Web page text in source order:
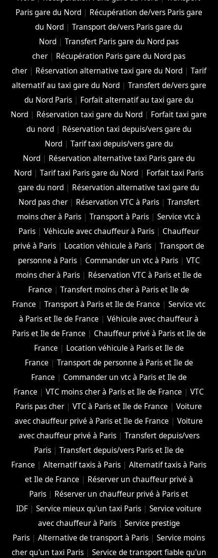
Paris gare du Nord| Récupération de/vers Paris gare
du Nord |Transport de/vers Paris gare du
Nord |Transfert Paris gare du Nord pas
cher | Récupération Paris gare du Nord pas
cher| Réservation alternative taxi gare du Nord| Tarif
alternatif au taxi gare du Nord| Transfert de/vers gare
du Nord Paris| Forfait alternatif au taxi gare du
Nord | Réservation taxi gare du Nord | Forfait taxi gare
du nord| Réservation taxi depuis/vers gare du
Nord| Tarif taxi depuis/vers gare du
Nord| Réservation alternative taxi Paris gare du
Nord |Tarif taxi Paris gare du Nord | Forfait taxi Paris
gare du nord | Réservation alternative taxi gare du
Nord pas cher| Réservation VTC à Paris| Transfert
moins cher à Paris |Transport à Paris |Service vtc à
Paris |Véhicule avec chauffeur à Paris | Chauffeur
privé à Paris | Location véhicule à Paris |Transport de
personne à Paris| Commander un vtc à Paris| VTC
moins cher à Paris | Réservation VTC à Paris et Ile de
France |Transfert moins cher à Paris et Ile de
France |Transport à Paris et Ile de France |Service vtc
à Paris et Ile de France |Véhicule avec chauffeur à
Paris et Ile de France | Chauffeur privé à Paris et Ile de
France | Location véhicule à Paris et Ile de
France | Transport de personne à Paris et Ile de
France | Commander un vtc à Paris et Ile de
France |VTC moins cher à Paris et Ile de France |VTC
Paris pas cher |VTC à Paris et Ile de France |Voiture
avec chauffeur privé à Paris et Ile de France |Voiture
avec chauffeur privé à Paris| Transfert depuis/vers
Paris| Transfert depuis/vers Paris et Ile de
France |Alternatif taxis à Paris |Alternatif taxis à Paris
et Ile de France | Réserver un chauffeur privé à
Paris | Réserver un chauffeur privé à Paris et
IDF |Service mieux qu'un taxi Paris |Service voiture
avec chauffeur à Paris| Service prestige
Paris |Alternative de transport à Paris |Service moins
cher qu'un taxi Paris| Service de transport fiable qu'un